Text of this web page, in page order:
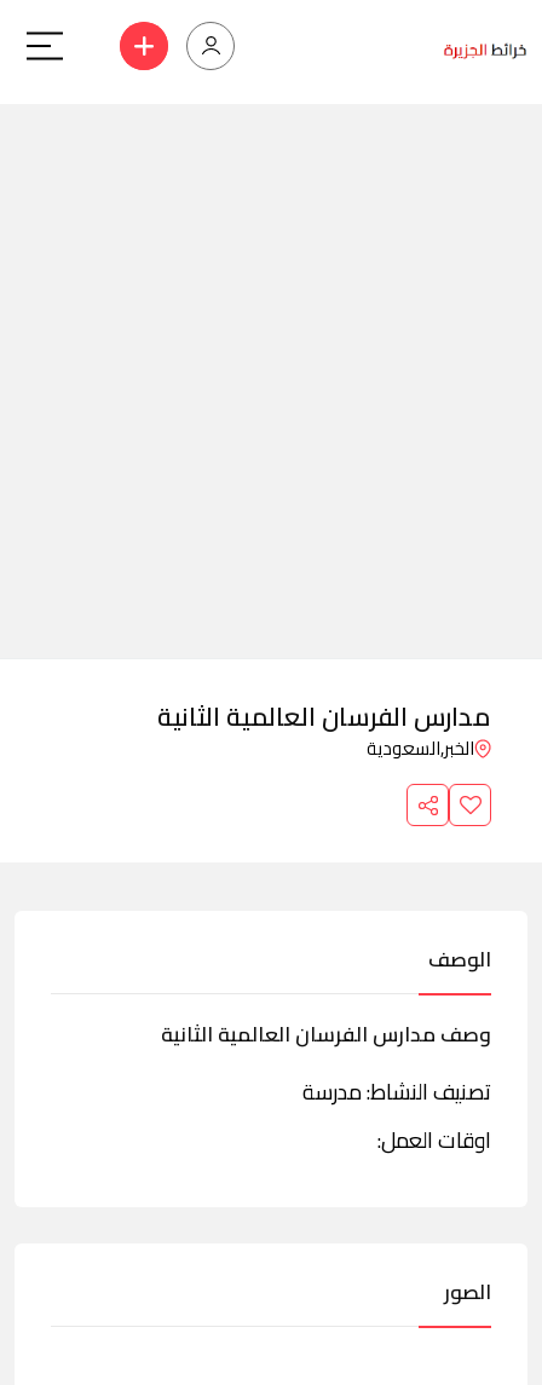
مدارس الفرسان العالمية الثانية
الخبر,السعودية
الوصف
وصف مدارس الفرسان العالمية الثانية
تصنيف النشاط: مدرسة
اوقات العمل:
الصور